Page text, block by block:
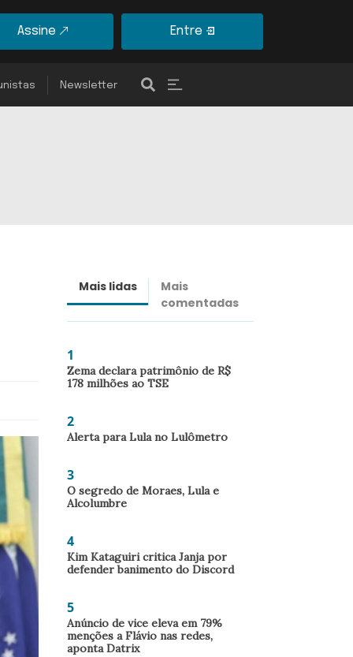
Assine Entre
Newsletter
Mais lidas
Mais
comentadas
1
Zema declara patrimônio de R$
178 milhões ao TSE
2
Alerta para Lula no Lulômetro
3
O segredo de Moraes, Lula e
Alcolumbre
4
Kim Kataguiri critica Janja por
defender banimento do Discord
5
Anúncio de vice eleva em 79%
menções a Flávio nas redes,
aponta Datrix